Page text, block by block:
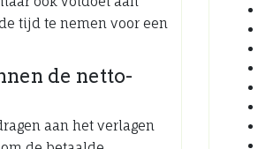
tijd te nemen voor een
de netto-
aan het verlagen